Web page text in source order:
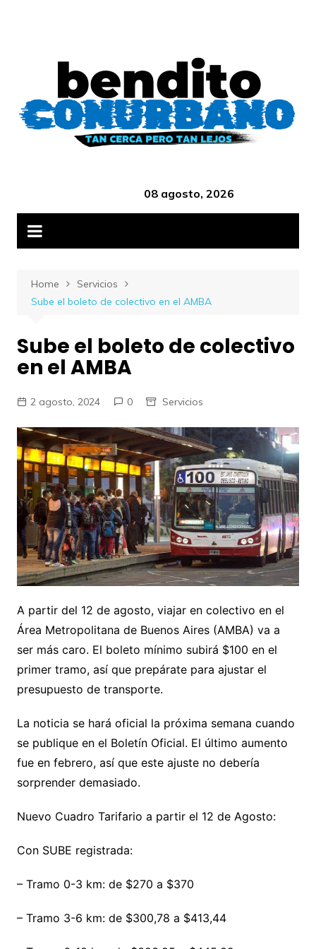
08 agosto, 2026
Home
Servicios
Sube el boleto de colectivo en el AMBA
Sube el boleto de colectivo
en el AMBA
2 agosto, 2024 0 Servicios
A partir del 12 de agosto, viajar en colectivo en el
Área Metropolitana de Buenos Aires (AMBA) va a
ser más caro. El boleto mínimo subirá $100 en el
primer tramo, así que prepárate para ajustar el
presupuesto de transporte.
La noticia se hará oficial la próxima semana cuando
se publique en el Boletín Oficial. El último aumento
fue en febrero, así que este ajuste no debería
sorprender demasiado.
Nuevo Cuadro Tarifario a partir el 12 de Agosto:
Con SUBE registrada:
– Tramo 0-3 km: de $270 a $370
– Tramo 3-6 km: de $300,78 a $413,44